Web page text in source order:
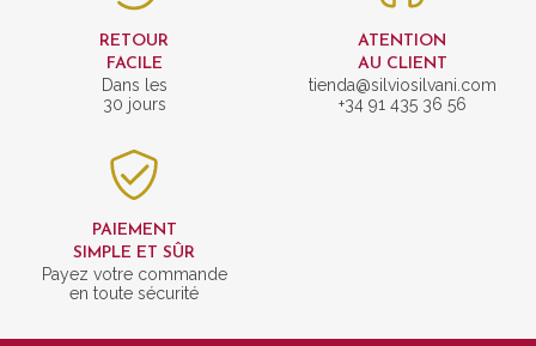
RETOUR
FACILE
Dans les
30 jours
ATENTION
AU CLIENT
tienda@silviosilvani.com
+34 91 435 36 56
PAIEMENT
SIMPLE ET SÛR
Payez votre commande
en toute sécurité